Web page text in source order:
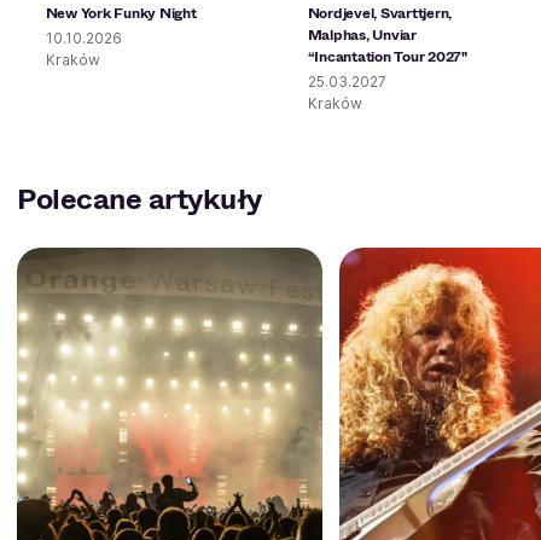
New York Funky Night
10.10.2026
Kraków
Nordjevel, Svarttjern,
Malphas, Unviar
“Incantation Tour 2027"
25.03.2027
Kraków
Polecane artykuły